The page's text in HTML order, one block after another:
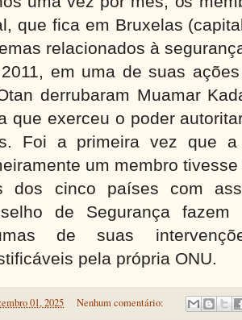
que fica em Bruxelas
relacionados à
em uma de suas
derrubaram Muamar
que exerceu o poder
Foi a primeira vez que
um membro
dos cinco países com
de Segurança
de suas
pela própria ONU.
01, 2025 Nenhum comentário: